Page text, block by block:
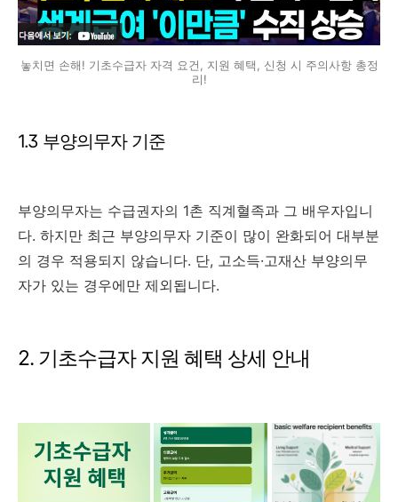
놓치면 손해! 기초수급자 자격 요건, 지원 혜택, 신청 시 주의사항 총정
리!
1.3 부양의무자 기준
부양의무자는 수급권자의 1촌 직계혈족과 그 배우자입니
다. 하지만 최근 부양의무자 기준이 많이 완화되어 대부분
의 경우 적용되지 않습니다. 단, 고소득·고재산 부양의무
자가 있는 경우에만 제외됩니다.
2. 기초수급자 지원 혜택 상세 안내